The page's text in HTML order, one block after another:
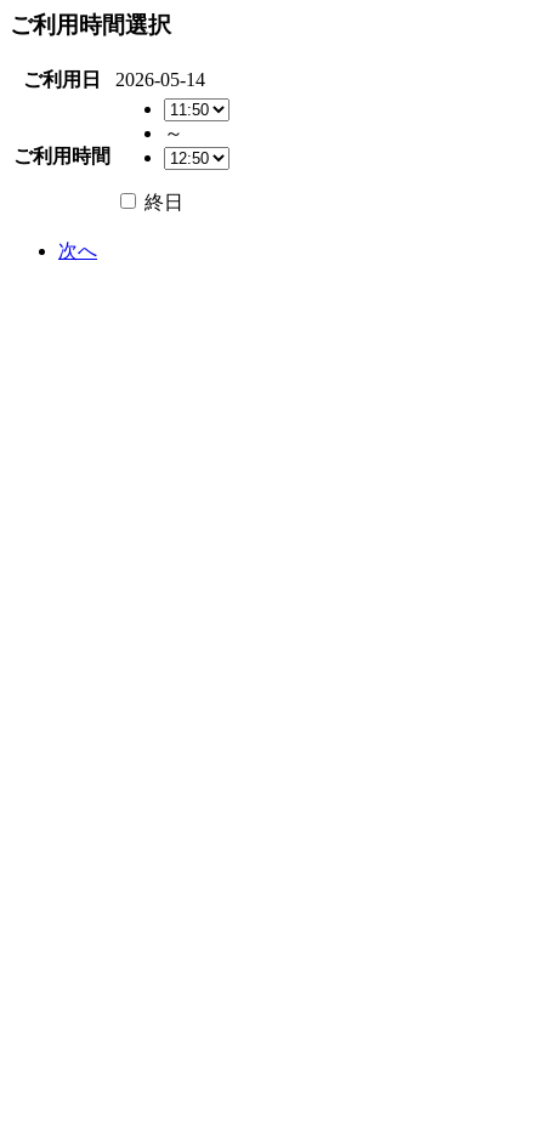
ご利用時間選択
ご利用日 2026-05-14
ご利用時間
～
終日
次へ